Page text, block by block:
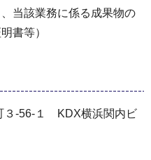
当該業務に係る成果物の
書等）
３-56-１ KDX横浜関内ビ